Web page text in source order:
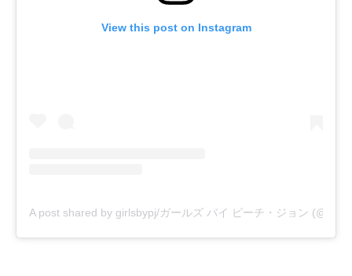
View this post on Instagram
A post shared by girlsbypj/ガールズ バイ ピーチ・ジョン